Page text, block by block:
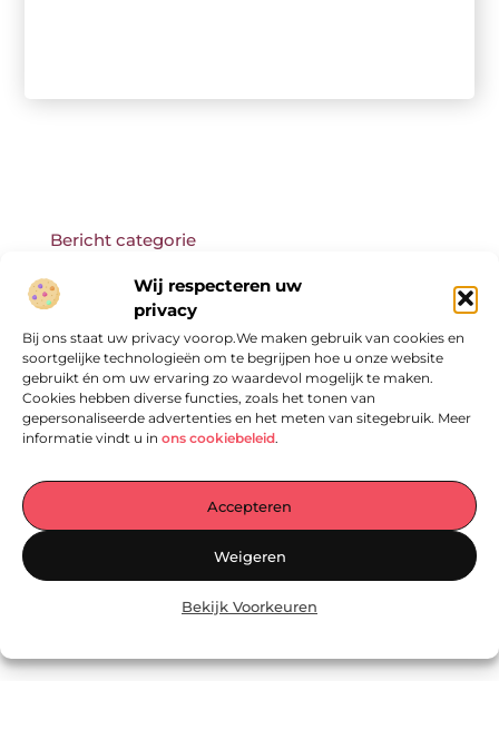
Wij respecteren uw
privacy
Bij ons staat uw privacy voorop.We maken gebruik van cookies en
soortgelijke technologieën om te begrijpen hoe u onze website
gebruikt én om uw ervaring zo waardevol mogelijk te maken.
Cookies hebben diverse functies, zoals het tonen van
gepersonaliseerde advertenties en het meten van sitegebruik. Meer
informatie vindt u in ons cookiebeleid.
Accepteren
Weigeren
Bekijk Voorkeuren
Jouw Centrale Hub voor Blogs en Inzichten
— Ontdek een wereld vol inspirerende verhalen, praktische tips en
inspireren en begin vandaag nog met lezen op
Onze informatie
Bericht categorie